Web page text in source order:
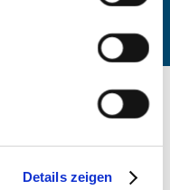
Details zeigen